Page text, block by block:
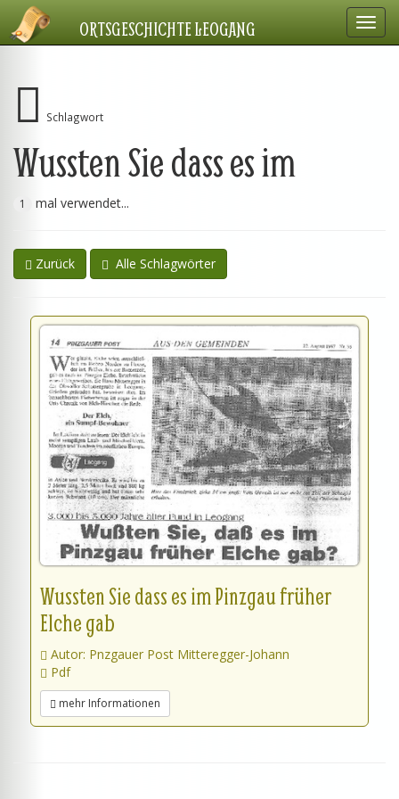
ORTSGESCHICHTE LEOGANG
Schlagwort
Wussten Sie dass es im
1 mal verwendet...
Zurück Alle Schlagwörter
Wussten Sie dass es im Pinzgau früher
Elche gab
Autor: Pnzgauer Post Mitteregger-Johann
Pdf
mehr Informationen